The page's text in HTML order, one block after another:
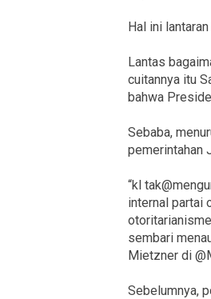
Hal ini
Lantas
cuitannya itu
bahwa
Sebaba,
pemerintahan
“kl
internal partai
sembari
Mietzner di
Sebelumnya,